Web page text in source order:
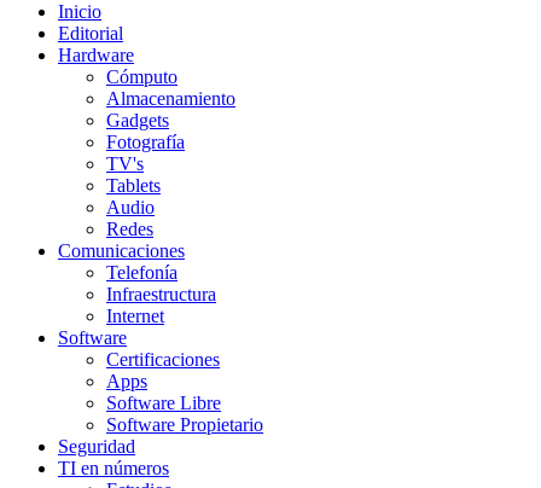
Inicio
Editorial
Hardware
Cómputo
Almacenamiento
Gadgets
Fotografía
TV's
Tablets
Audio
Redes
Comunicaciones
Telefonía
Infraestructura
Internet
Software
Certificaciones
Apps
Software Libre
Software Propietario
Seguridad
TI en números